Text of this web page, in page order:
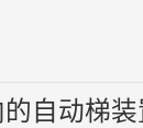
自动梯